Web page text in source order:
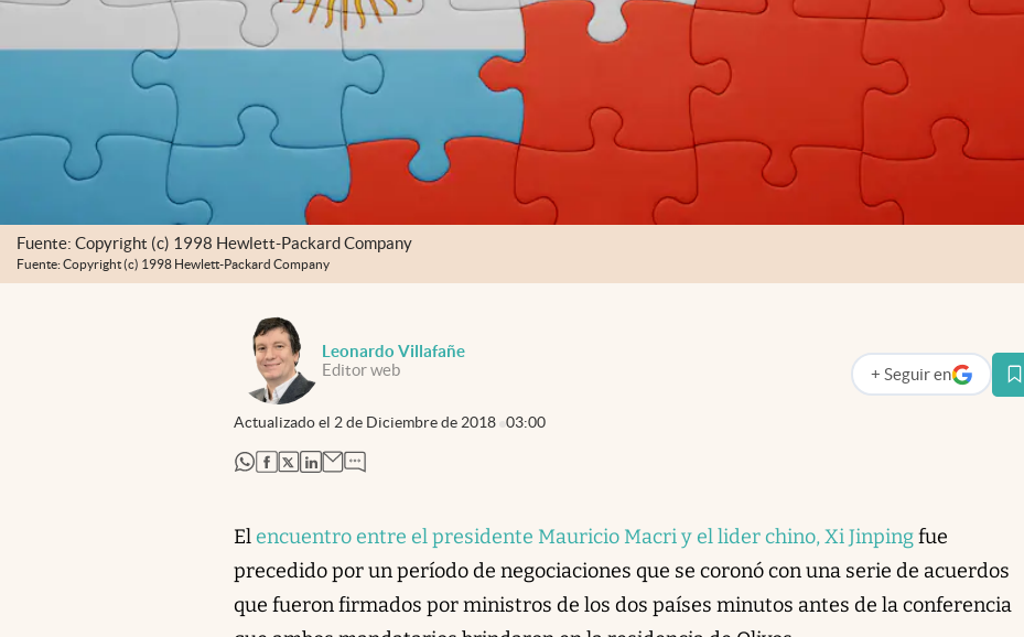
Fuente: Copyright (c) 1998 Hewlett-Packard Company
Fuente: Copyright (c) 1998 Hewlett-Packard Company
Leonardo Villafañe
Editor web
Actualizado el 2 de Diciembre de 2018 03:00
+ Seguir en
abre en nueva pestaña
abre en nueva pestaña
abre en nueva pestaña
abre en nueva pestaña
abre en nueva pestaña
El encuentro entre el presidente Mauricio Macri y el lider chino, Xi Jinpingfue
precedido por un período de negociaciones que se coronó con una serie de acuerdos
que fueron firmados por ministros de los dos países minutos antes de la conferencia